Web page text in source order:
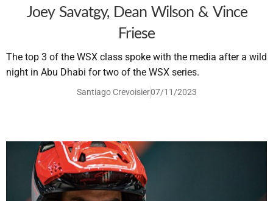
Joey Savatgy, Dean Wilson & Vince
Friese
The top 3 of the WSX class spoke with the media after a wild
night in Abu Dhabi for two of the WSX series.
Santiago Crevoisier07/11/2023